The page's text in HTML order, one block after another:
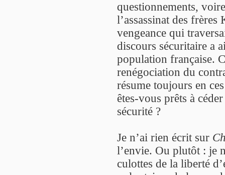
questionnements,
l’assassinat des
vengeance qui
discours sécuritaire a
population française.
renégociation du
résume toujours en
êtes-vous prêts à
sécurité ?
Je n’ai rien écrit sur
l’envie. Ou plutôt : je
culottes de la liberté